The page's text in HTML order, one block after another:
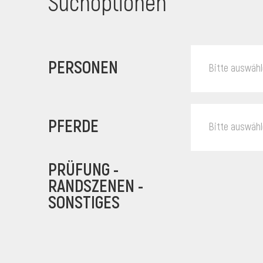
PERSONEN Bitte
PFERDE Bitte
PRÜFUNG -
RANDSZENEN -
SONSTIGES